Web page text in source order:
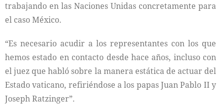
trabajando en las Naciones Unidas concretamente para
el caso México.
“Es necesario acudir a los representantes con los que
hemos estado en contacto desde hace años, incluso con
el juez que habló sobre la manera estática de actuar del
Estado vaticano, refiriéndose a los papas Juan Pablo II y
Joseph Ratzinger”.